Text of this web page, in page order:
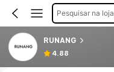
Pesquisar na loja
RUNANG
4.88